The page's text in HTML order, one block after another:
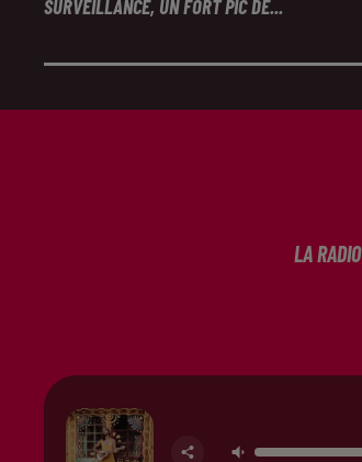
SURVEILLANCE, UN FORT PIC DE...
LA RADIO